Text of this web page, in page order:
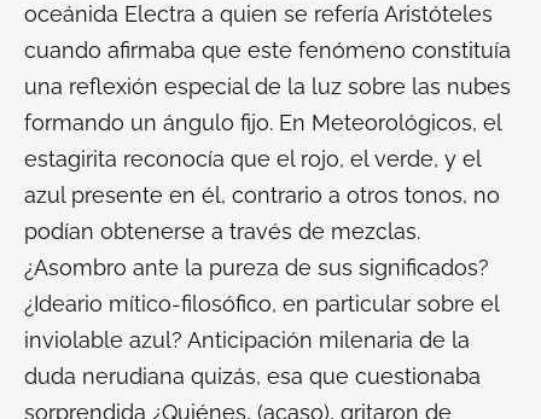
oceánida Electra a quien se refería Aristóteles
cuando afirmaba que este fenómeno constituía
una reflexión especial de la luz sobre las nubes
formando un ángulo fijo. En Meteorológicos, el
estagirita reconocía que el rojo, el verde, y el
azul presente en él, contrario a otros tonos, no
podían obtenerse a través de mezclas.
¿Asombro ante la pureza de sus significados?
¿Ideario mítico-filosófico, en particular sobre el
inviolable azul? Anticipación milenaria de la
duda nerudiana quizás, esa que cuestionaba
sorprendida ¿Quiénes, (acaso), gritaron de